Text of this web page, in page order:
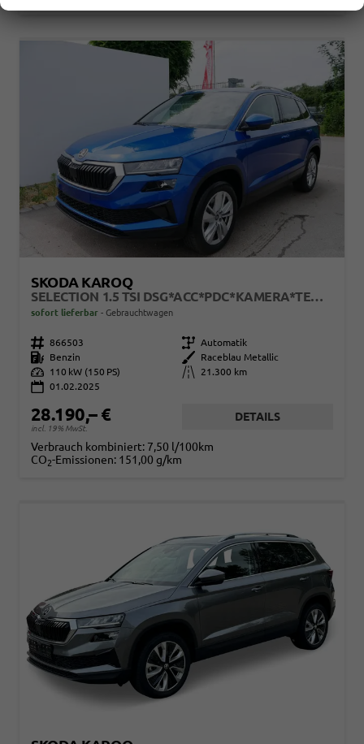
SKODA KAROQ
SELECTION 1.5 TSI DSG*ACC*PDC*KAMERA*TEMPOMAT*LED*SMARTLINK*KLIMA*RADIO*17-ZOLL
sofort lieferbar Gebrauchtwagen
Fahrzeugnr. 866503 Getriebe Automatik
Kraftstoff
Benzin Außenfarbe
Raceblau Metallic
Leistung
110 kW (150 PS) Kilometerstand
21.300 km
01.02.2025
28.190,– €
incl. 19% MwSt.
DETAILS
Verbrauch kombiniert: 7,50 l/100km
CO2-Emissionen: 151,00 g/km